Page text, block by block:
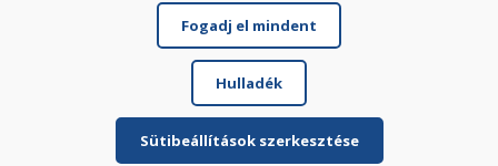
© DOMIVOSPORT 2026, minden jog fenntartva
Fogadj el mindent
Hulladék
Sütibeállítások szerkesztése